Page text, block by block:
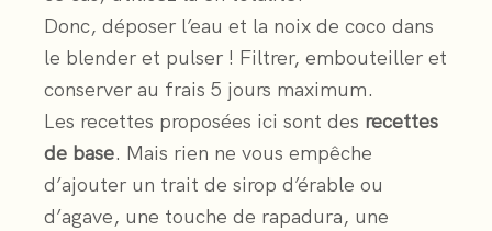
Donc, déposer l’eau et la noix de coco dans
le blender et pulser ! Filtrer, embouteiller et
conserver au frais 5 jours maximum.
Les recettes proposées ici sont des recettes
de base. Mais rien ne vous empêche
d’ajouter un trait de sirop d’érable ou
d’agave, une touche de rapadura, une